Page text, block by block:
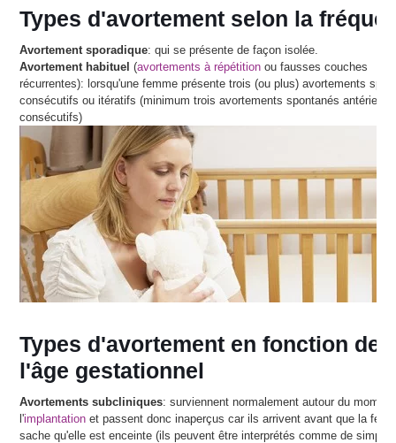
Types d'avortement selon la
Avortement sporadique: qui se présente de façon isolée.
Avortement habituel (avortements à répétition ou fausses couches
récurrentes): lorsqu'une femme présente trois (ou plus) avortements
consécutifs ou itératifs (minimum trois avortements spontanés antérieurs
consécutifs)
Types d'avortement en fonction de
l'âge gestationnel
Avortements subcliniques: surviennent normalement autour du
l'implantation et passent donc inaperçus car ils arrivent avant que la
sache qu'elle est enceinte (ils peuvent être interprétés comme de